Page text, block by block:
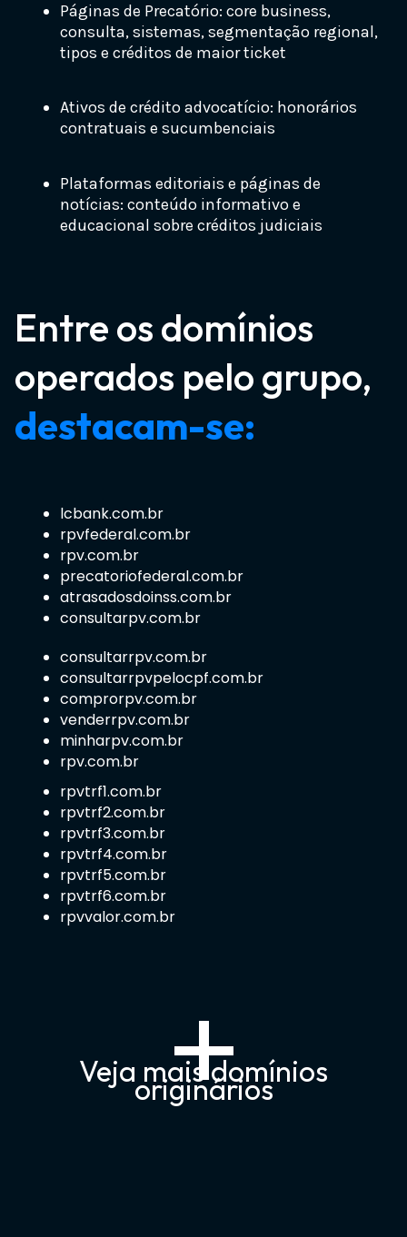
Páginas de Precatório: core business,
consulta, sistemas, segmentação regional,
tipos e créditos de maior ticket
Ativos de crédito advocatício: honorários
contratuais e sucumbenciais
Plataformas editoriais e páginas de
notícias: conteúdo informativo e
educacional sobre créditos judiciais
Entre os domínios
operados pelo grupo,
destacam-se:
lcbank.com.br
rpvfederal.com.br
rpv.com.br
precatoriofederal.com.br
atrasadosdoinss.com.br
consultarpv.com.br
consultarrpv.com.br
consultarrpvpelocpf.com.br
comprorpv.com.br
venderrpv.com.br
minharpv.com.br
rpv.com.br
rpvtrf1.com.br
rpvtrf2.com.br
rpvtrf3.com.br
rpvtrf4.com.br
rpvtrf5.com.br
rpvtrf6.com.br
rpvvalor.com.br
+
Veja mais domínios
originários